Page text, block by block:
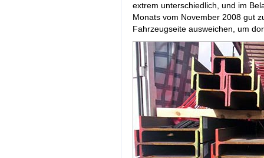
extrem unterschiedlich, und im
Monats vom November 2008 gut
Fahrzeugseite ausweichen, um